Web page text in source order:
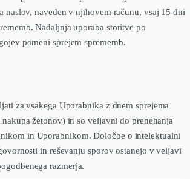
naslov, naveden v njihovem računu, vsaj 15 dni
Nadaljnja uporaba storitve po
pomeni sprejem sprememb.
za vsakega Uporabnika z dnem sprejema
žetonov) in so veljavni do prenehanja
in Uporabnikom. Določbe o intelektualni
in reševanju sporov ostanejo v veljavi
razmerja.